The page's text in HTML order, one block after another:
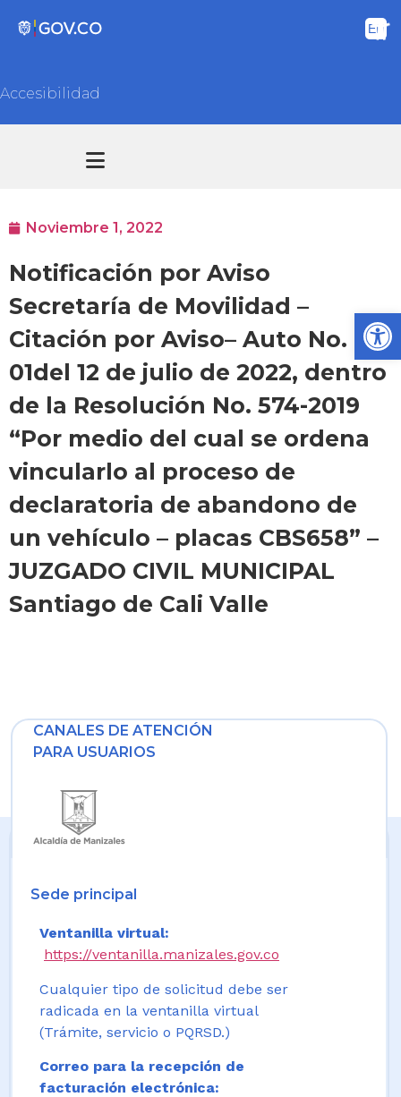
Accesibilidad
Noviembre 1, 2022
Notificación por Aviso
Secretaría de Movilidad –
Citación por Aviso– Auto No.
01del 12 de julio de 2022, dentro
de la Resolución No. 574-2019
“Por medio del cual se ordena
vincularlo al proceso de
declaratoria de abandono de
un vehículo – placas CBS658” –
JUZGADO CIVIL MUNICIPAL
Santiago de Cali Valle
CANALES DE ATENCIÓN
PARA USUARIOS
Sede principal
Ventanilla virtual:
https://ventanilla.manizales.gov.co
Cualquier tipo de solicitud debe ser
radicada en la ventanilla virtual
(Trámite, servicio o PQRSD.)
Correo para la recepción de
facturación electrónica: